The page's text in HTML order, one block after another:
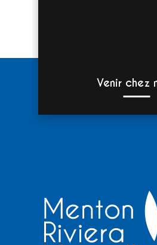
Venir chez